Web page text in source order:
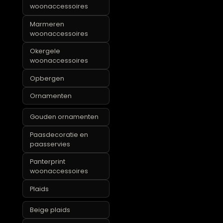
Krukjes
Landelijke
woonaccessoires
Luxe
woonaccessoires
Marmeren
woonaccessoires
Okergele
woonaccessoires
Opbergen
Ornamenten
Gouden ornamenten